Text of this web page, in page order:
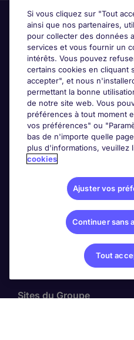
Candidats
Entreprises
Contact
Les avis Google
Nos offres d'emploi
Sites du Groupe
Si vous cliquez sur "Tout
ainsi que nos partenaires,
pour collecter des données
services et vous fournir un
intérêts. Vous pouvez
certains cookies en cliquant
accepter", et nous
permettant la bonne
de notre site web. Vous
préférences à tout moment
vos préférences" ou
bas de n'importe quelle
plus d'informations, veuillez
cookies
Ajuster vos
Continuer sans
Tout